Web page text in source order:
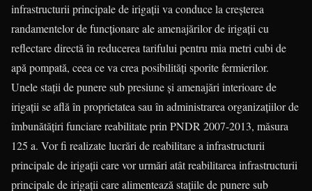
infrastructurii principale de irigaţii va conduce la creşterea
randamentelor de funcţionare ale amenajărilor de irigaţii cu
reflectare directă în reducerea tarifului pentru mia metri cubi de
apă pompată, ceea ce va crea posibilităţi sporite fermierilor.
Unele staţii de punere sub presiune şi amenajări interioare de
irigaţii se află în proprietatea sau în administrarea organizaţiilor de
îmbunătăţiri funciare reabilitate prin PNDR 2007-2013, măsura
125 a. Vor fi realizate lucrări de reabilitare a infrastructurii
principale de irigaţii care vor urmări atât reabilitarea infrastructurii
principale de irigaţii care alimentează staţiile de punere sub